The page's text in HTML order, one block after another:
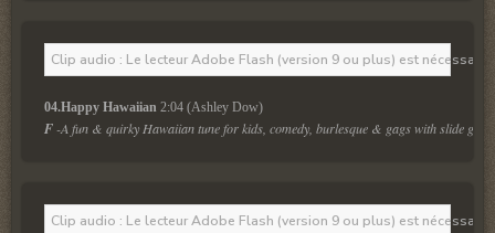
Clip audio : Le lecteur Adobe Flash (version 9 ou plus) est
04.Happy Hawaiian 2:04 (Ashley Dow)
F -A fun & quirky Hawaiian tune for kids, comedy, burlesque & gags with slide
Clip audio : Le lecteur Adobe Flash (version 9 ou plus) est